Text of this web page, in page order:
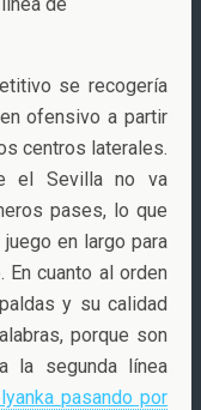
se recogería
ofensivo a partir
centros laterales.
el Sevilla no va
pases, lo que
en largo para
En cuanto al orden
y su calidad
porque son
la segunda línea
pasando por